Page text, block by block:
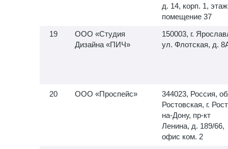
д. 14, корп. 1,
помещение 37
ООО «Студия
Дизайна «ПИЧ»
150003, г.
ул. Флотская, д.
ООО «Проспейс»
344023, Россия,
Ростовская, г.
на-Дону, пр-кт
Ленина, д. 189/66,
офис ком. 2